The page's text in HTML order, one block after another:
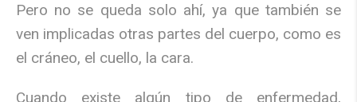
Pero no se queda solo ahí, ya que también se
ven implicadas otras partes del cuerpo, como es
el cráneo, el cuello, la cara.
Cuando existe algún tipo de enfermedad,